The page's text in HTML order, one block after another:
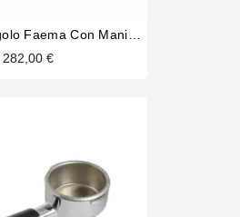
Portafiltro Singolo Faema Con Manico Lucido
282,00 €